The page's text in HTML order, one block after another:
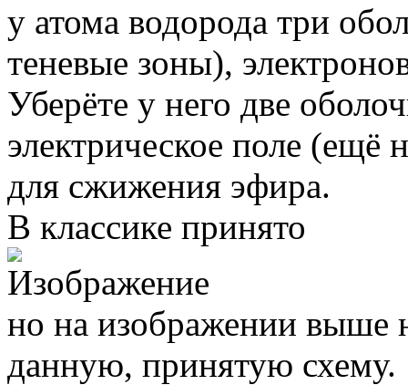
у атома водорода три
теневые зоны),
Уберёте у него две
электрическое поле (ещё
для сжижения эфира.
В классике принято
но на изображении выше
данную, принятую схему.